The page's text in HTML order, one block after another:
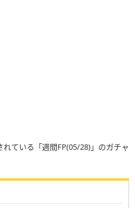
ている「週間FP(05/28)」のガチャ